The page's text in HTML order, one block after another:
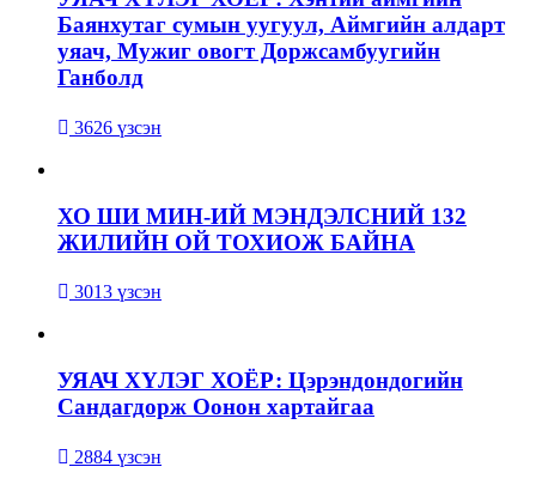
Баянхутаг сумын уугуул, Аймгийн алдарт
уяач, Мужиг овогт Доржсамбуугийн
Ганболд
3626 үзсэн
ХО ШИ МИН-ИЙ МЭНДЭЛСНИЙ 132
ЖИЛИЙН ОЙ ТОХИОЖ БАЙНА
3013 үзсэн
УЯАЧ ХҮЛЭГ ХОЁР: Цэрэндондогийн
Сандагдорж Оонон хартайгаа
2884 үзсэн